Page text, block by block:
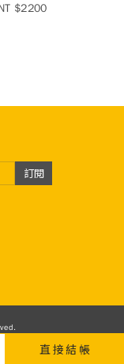
直接結帳
$2200
訂閱